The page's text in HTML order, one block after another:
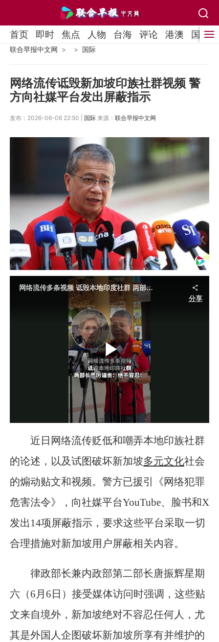
首页 即时 焦点 人物 台海 评论 港澳 国际
联合早报中文网 国际
网络流传诋毁新加坡印族社群视频 警
方向社媒平台发出屏蔽指示
发布：2026-06-06 22:50 | 国际 来源： 联合早报中文网
近日网络流传贬低和嘲弄本地印族社群
的论述，以及试图破坏新加坡多元文化社会
的煽动贴文和视频。警方已援引《网络犯罪
危害法令》，向社媒平台YouTube、脸书和X
发出14项屏蔽指示，要求这些平台采取一切
合理措施对新加坡用户屏蔽相关内容。
律政部长兼内政部第二部长唐振辉星期
六（6月6日）接受媒体访问时强调，这些贴
文来自境外，新加坡绝对不容忍任何人，尤
其是外国人企图破坏新加坡所享有并维护的